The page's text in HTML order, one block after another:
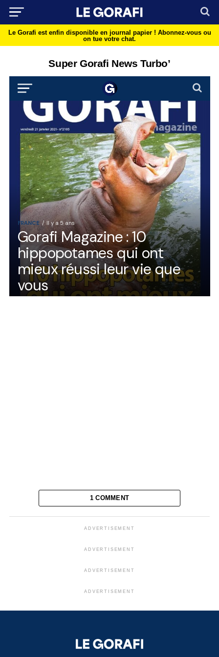
Le Gorafi est enfin disponible en journal papier ! Abonnez-vous ou
on tue votre chat.
Super Gorafi News Turbo’
1 COMMENT
ADVERTISEMENT
ADVERTISEMENT
ADVERTISEMENT
ADVERTISEMENT